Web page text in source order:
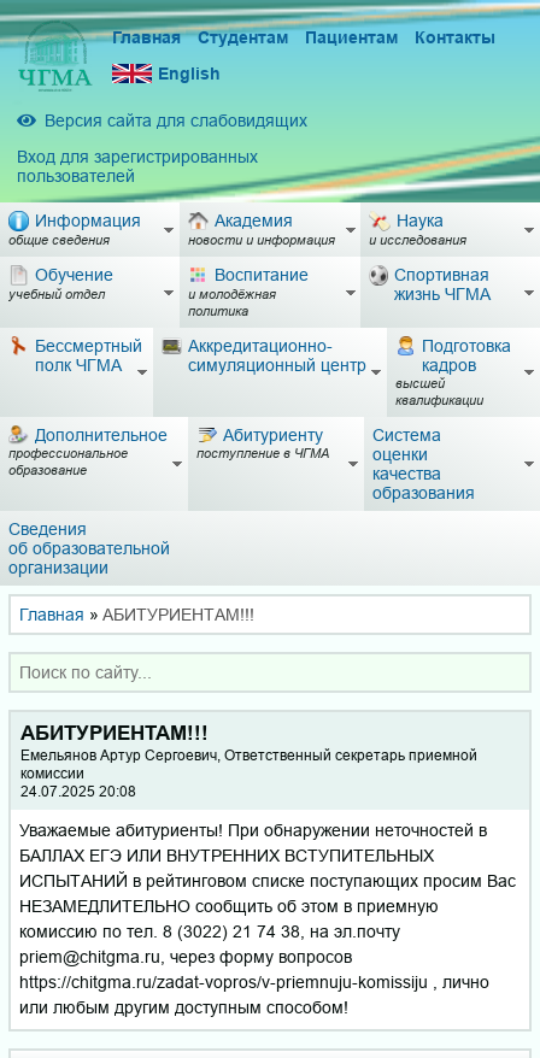
Главная Студентам Пациентам
Контакты
English
Версия сайта для слабовидящих
Вход для зарегистрированных
пользователей
Информация
общие сведения
Академия
новости и информация
Наука
и исследования
Обучение
учебный отдел
Воспитание
и молодёжная
политика
Спортивная
жизнь ЧГМА
Бессмертный
полк ЧГМА
Аккредитационно-
симуляционный центр
Подготовка
кадров
высшей
квалификации
Дополнительное
профессиональное
образование
Абитуриенту
поступление в ЧГМА
Система
оценки
качества
образования
Сведения
об образовательной
организации
Главная » АБИТУРИЕНТАМ!!!
АБИТУРИЕНТАМ!!!
Емельянов Артур Сергоевич, Ответственный секретарь приемной
комиссии
24.07.2025 20:08
Уважаемые абитуриенты! При обнаружении неточностей в
БАЛЛАХ ЕГЭ ИЛИ ВНУТРЕННИХ ВСТУПИТЕЛЬНЫХ
ИСПЫТАНИЙ в рейтинговом списке поступающих просим Вас
НЕЗАМЕДЛИТЕЛЬНО сообщить об этом в приемную
комиссию по тел. 8 (3022) 21 74 38, на эл.почту
priem@chitgma.ru, через форму вопросов
https://chitgma.ru/zadat-vopros/v-priemnuju-komissiju , лично
или любым другим доступным способом!